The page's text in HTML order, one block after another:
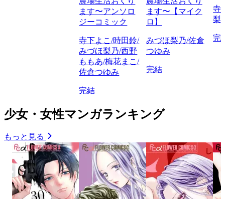
ます〜アンソロ
ジーコミック
寺下よこ/時田鈴/
みづほ梨乃/西野
ももあ/梅花まこ/
佐倉つゆみ
完結
ます〜【マイク
ロ】
みづほ梨乃/佐倉
つゆみ
完結
寺
梨
完
少女・女性マンガランキング
もっと見る